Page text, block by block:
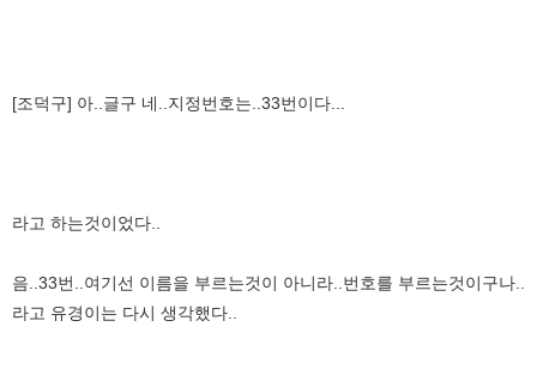
[조덕구] 아..글구 네..지정번호는..33번이다...
라고 하는것이었다..
음..33번..여기선 이름을 부르는것이 아니라..번호를 부르는것이구나..
라고 유경이는 다시 생각했다..